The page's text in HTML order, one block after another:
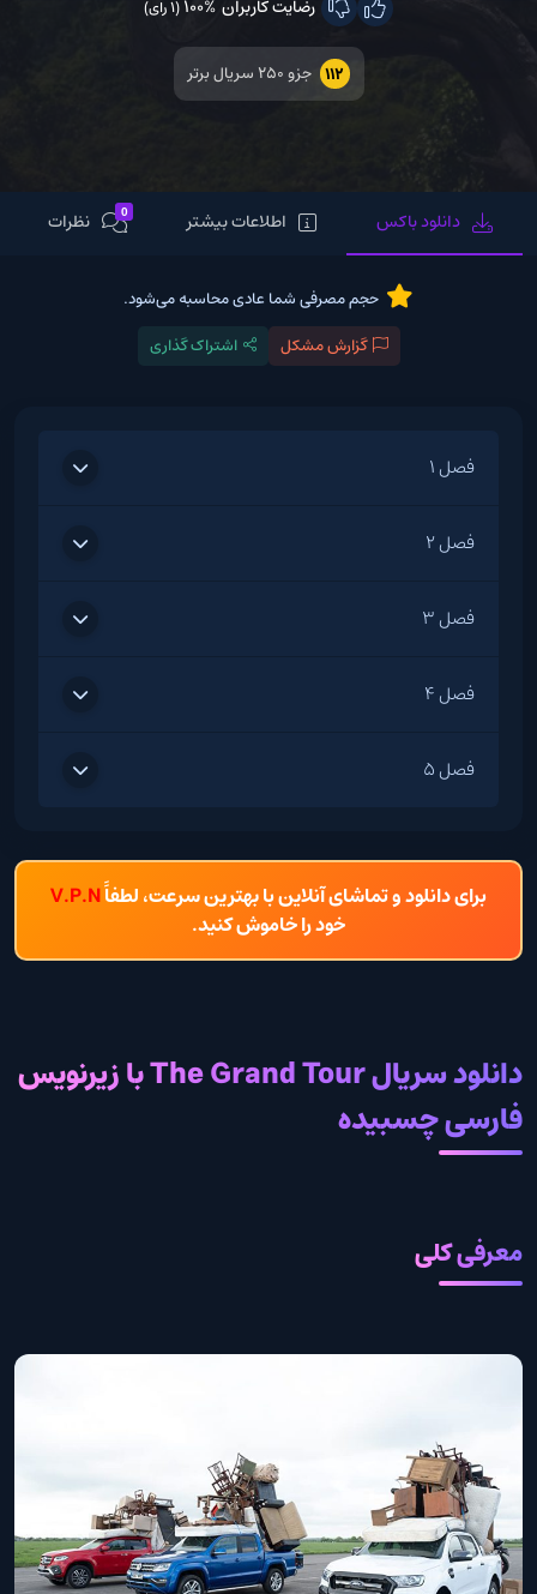
رضایت کاربران 100%(1 رای)
112 جزو ۲۵۰ سریال برتر
دانلود باکس اطلاعات بیشتر 0 نظرات
حجم مصرفی شما عادی محاسبه می‌شود.
گزارش مشکل
اشتراک گذاری
فصل 1
فصل 2
فصل 3
فصل 4
فصل 5
برای دانلود و تماشای آنلاین با بهترین سرعت، لطفاًV.P.N
خود را خاموش کنید.
دانلود سریال The Grand Tour با زیرنویس
فارسی چسبیده
معرفی کلی